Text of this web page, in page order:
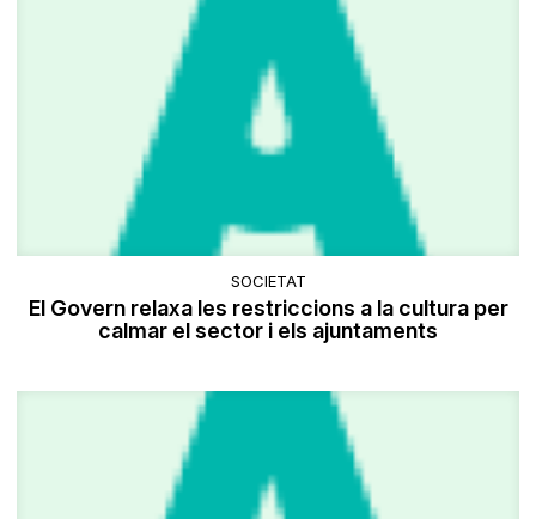
SOCIETAT
El Govern relaxa les restriccions a la cultura per
calmar el sector i els ajuntaments